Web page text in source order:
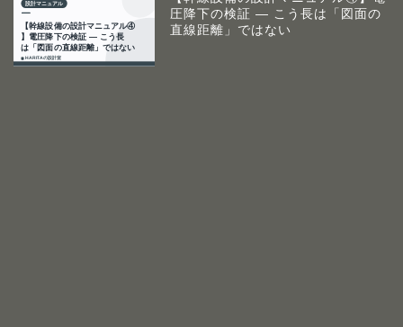
圧降下の検証 ― こう長は「図面の
直線距離」ではない